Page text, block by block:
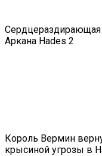
Сердцераздирающая
Аркана Hades 2
Король Вермин
крысиной угрозы в